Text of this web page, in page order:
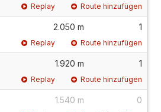
Replay Route hinzufügen
2.050 m 1
Replay Route hinzufügen
1.920 m 1
Replay Route hinzufügen
1.540 m 0